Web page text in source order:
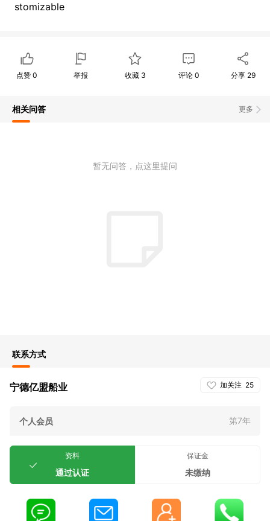
stomizable
点赞0 举报 收藏 3 评论0 分享 29
更多
相关问答
暂无问答，点这里提问
联系方式
加关注 25
宁德亿盟船业
个人会员 第7年
资料
通过认证
保证金
未缴纳